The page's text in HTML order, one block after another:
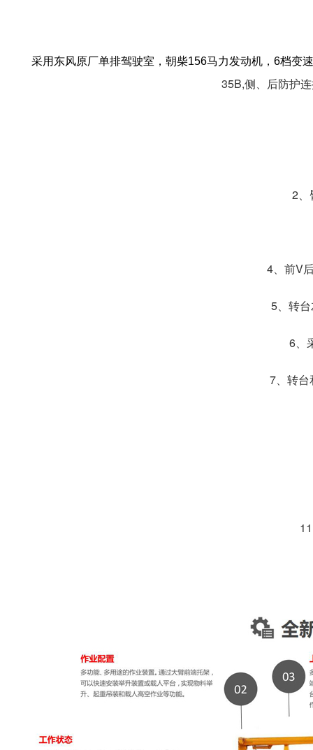
采用东风原厂单排驾驶室，朝柴156马力发动机，6档变
35B,侧、后防护
2、
4、前V
5、转
6、
7、转台